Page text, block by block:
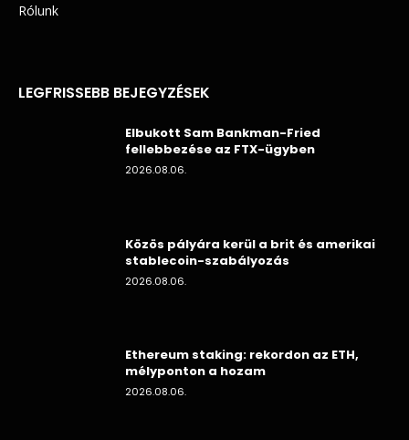
Rólunk
LEGFRISSEBB BEJEGYZÉSEK
Elbukott Sam Bankman-Fried
fellebbezése az FTX-ügyben
2026.08.06.
Közös pályára kerül a brit és amerikai
stablecoin-szabályozás
2026.08.06.
Ethereum staking: rekordon az ETH,
mélyponton a hozam
2026.08.06.